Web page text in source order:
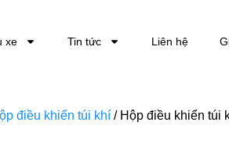
xe Tin tức Liên hệ
điều khiển túi khí / Hộp điều khiển túi